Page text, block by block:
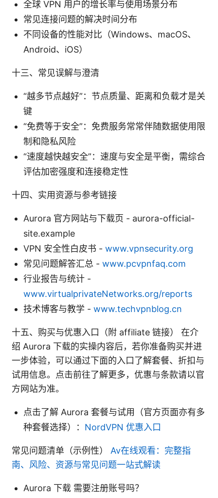
全球 VPN 用户的增长率与使用场景分布
常见连接问题的解决时间分布
不同设备的性能对比（Windows、macOS、
Android、iOS）
十三、常见误解与澄清
“越多节点越好”：节点质量、距离和负载才是关
键
“免费等于安全”：免费服务常常伴随数据使用限
制和隐私风险
“速度越快越安全”：速度与安全是平衡，需综合
评估加密强度和连接稳定性
十四、实用资源与参考链接
Aurora 官方网站与下载页 - aurora-official-
site.example
VPN 安全性白皮书 - www.vpnsecurity.org
常见问题解答汇总 - www.pcvpnfaq.com
行业报告与统计 -
www.virtualprivateNetworks.org/reports
技术博客与教学 - www.techvpnblog.cn
十五、购买与优惠入口（附 affiliate 链接） 在介
绍 Aurora 下载的实操内容后，若你准备购买并进
一步体验，可以通过下面的入口了解套餐、折扣与
试用信息。点击前往了解更多，优惠与条款请以官
方网站为准。
点击了解 Aurora 套餐与试用（官方页面亦有多
种套餐选择）： NordVPN 优惠入口
常见问题清单（示例性） Av在线观看：完整指
南、风险、资源与常见问题一站式解读
Aurora 下载 需要注册账号吗？